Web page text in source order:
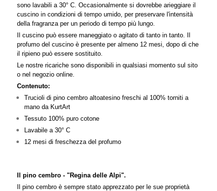
sono lavabili a 30° C. Occasionalmente si dovrebbe arieggiare il
cuscino in condizioni di tempo umido, per preservare l'intensità
della fragranza per un periodo di tempo più lungo.
Il cuscino può essere maneggiato o agitato di tanto in tanto. Il
profumo del cuscino è presente per almeno 12 mesi, dopo di che
il ripieno può essere sostituito.
Le nostre ricariche sono disponibili in qualsiasi momento sul sito
o nel negozio online.
Contenuto:
Trucioli di pino cembro altoatesino freschi al 100% torniti a
mano da KurtArt
Tessuto 100% puro cotone
Lavabile a 30° C
12 mesi di freschezza del profumo
Il pino cembro - "Regina delle Alpi".
Il pino cembro è sempre stato apprezzato per le sue proprietà